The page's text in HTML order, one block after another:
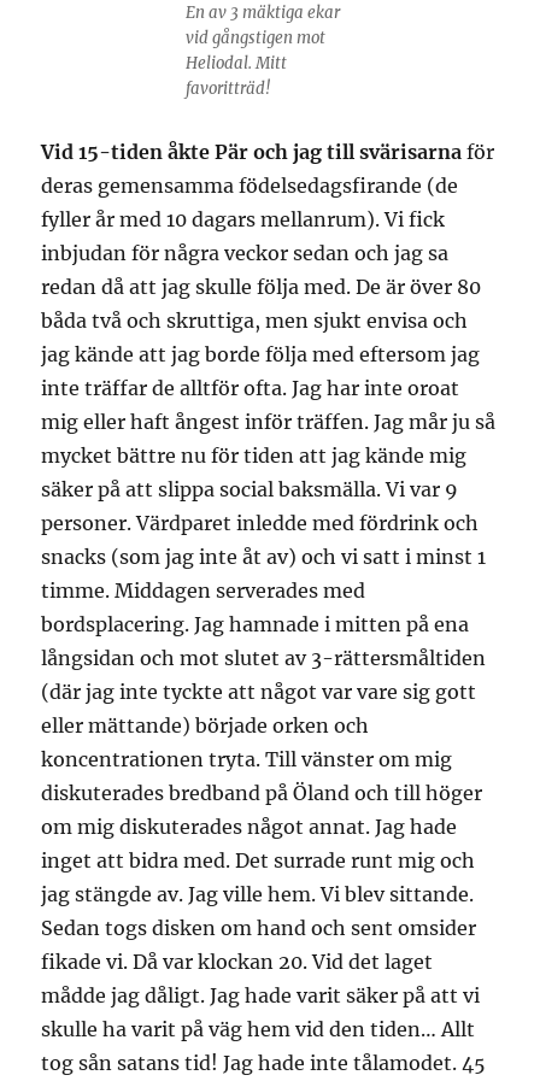
En av 3 mäktiga ekar
vid gångstigen mot
Heliodal. Mitt
favoritträd!
Vid 15-tiden åkte Pär och jag till svärisarna för
deras gemensamma födelsedagsfirande (de
fyller år med 10 dagars mellanrum). Vi fick
inbjudan för några veckor sedan och jag sa
redan då att jag skulle följa med. De är över 80
båda två och skruttiga, men sjukt envisa och
jag kände att jag borde följa med eftersom jag
inte träffar de alltför ofta. Jag har inte oroat
mig eller haft ångest inför träffen. Jag mår ju så
mycket bättre nu för tiden att jag kände mig
säker på att slippa social baksmälla. Vi var 9
personer. Värdparet inledde med fördrink och
snacks (som jag inte åt av) och vi satt i minst 1
timme. Middagen serverades med
bordsplacering. Jag hamnade i mitten på ena
långsidan och mot slutet av 3-rättersmåltiden
(där jag inte tyckte att något var vare sig gott
eller mättande) började orken och
koncentrationen tryta. Till vänster om mig
diskuterades bredband på Öland och till höger
om mig diskuterades något annat. Jag hade
inget att bidra med. Det surrade runt mig och
jag stängde av. Jag ville hem. Vi blev sittande.
Sedan togs disken om hand och sent omsider
fikade vi. Då var klockan 20. Vid det laget
mådde jag dåligt. Jag hade varit säker på att vi
skulle ha varit på väg hem vid den tiden… Allt
tog sån satans tid! Jag hade inte tålamodet. 45